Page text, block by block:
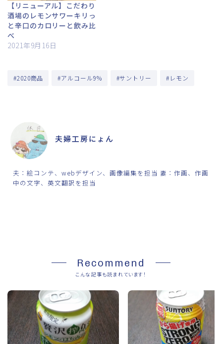
【リニューアル】こだわり
酒場のレモンサワーキリっ
と辛口のカロリーと飲み比
べ
2021年9月16日
#2020商品 #アルコール9% #サントリー #レモン
夫婦工房にょん
夫：絵コンテ、webデザイン、画像編集を担当 妻：作画、作画
中の文字、英文翻訳を担当
Recommend
こんな記事も読まれています！